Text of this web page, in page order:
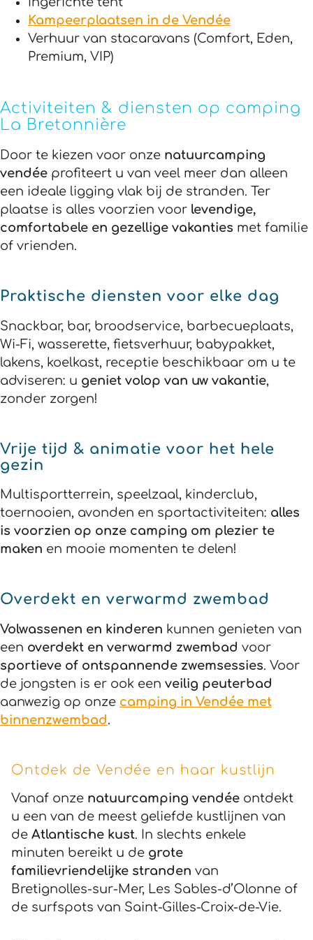
Kampeerplaatsen in de Vendée
Verhuur van stacaravans (Comfort, Eden,
Premium, VIP)
Activiteiten & diensten op camping
La Bretonnière
Door te kiezen voor onze natuurcamping
vendée profiteert u van veel meer dan alleen
een ideale ligging vlak bij de stranden. Ter
plaatse is alles voorzien voor levendige,
comfortabele en gezellige vakanties met familie
of vrienden.
Praktische diensten voor elke dag
Snackbar, bar, broodservice, barbecueplaats,
Wi-Fi, wasserette, fietsverhuur, babypakket,
lakens, koelkast, receptie beschikbaar om u te
adviseren: u geniet volop van uw vakantie,
zonder zorgen!
Vrije tijd & animatie voor het hele
gezin
Multisportterrein, speelzaal, kinderclub,
toernooien, avonden en sportactiviteiten: alles
is voorzien op onze camping om plezier te
maken en mooie momenten te delen!
Overdekt en verwarmd zwembad
Volwassenen en kinderen kunnen genieten van
een overdekt en verwarmd zwembad voor
sportieve of ontspannende zwemsessies. Voor
de jongsten is er ook een veilig peuterbad
aanwezig op onze camping in Vendée met
binnenzwembad.
Ontdek de Vendée en haar kustlijn
Vanaf onze natuurcamping vendée ontdekt
u een van de meest geliefde kustlijnen van
de Atlantische kust. In slechts enkele
minuten bereikt u de grote
familievriendelijke stranden van
Bretignolles-sur-Mer, Les Sables-d’Olonne of
de surfspots van Saint-Gilles-Croix-de-Vie.